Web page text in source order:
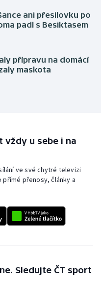
ani přesilovku po
padl s Besiktasem
přípravu na domácí
maskota
u sebe i na
ve své chytré televizi
přímé přenosy, články a
Sledujte ČT sport